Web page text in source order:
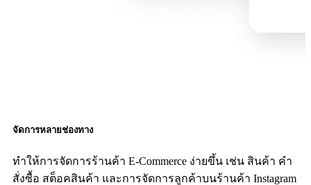
จัดการหลายช่องทาง
ทำให้การจัดการร้านค้า E-Commerce ง่ายขึ้น เช่น สินค้า คำ
สั่งซื้อ สต็อคสินค้า และการจัดการลูกค้าบนร้านค้า Instagram